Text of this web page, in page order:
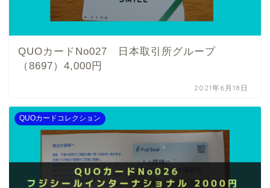
QUOカードNo027 日本取引所グループ
（8697）4,000円
2021年6月18日
QUOカードコレクション